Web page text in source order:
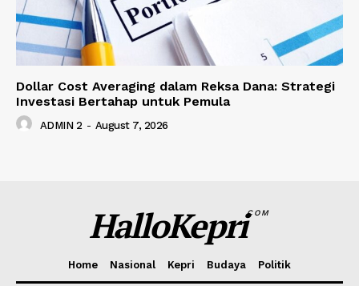
Dollar Cost Averaging dalam Reksa Dana: Strategi
Investasi Bertahap untuk Pemula
ADMIN 2 - August 7, 2026
HalloKepriCOM
Home Nasional Kepri Budaya Politik